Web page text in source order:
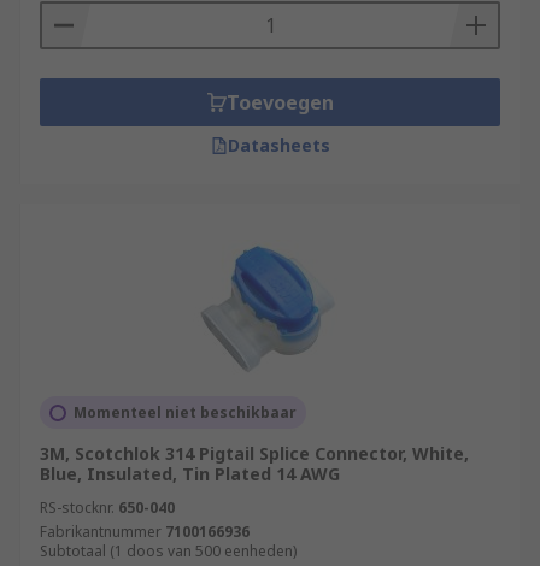
Toevoegen
Datasheets
Momenteel niet beschikbaar
3M, Scotchlok 314 Pigtail Splice Connector, White,
Blue, Insulated, Tin Plated 14 AWG
RS-stocknr. 650-040
Fabrikantnummer 7100166936
Subtotaal (1 doos van 500 eenheden)